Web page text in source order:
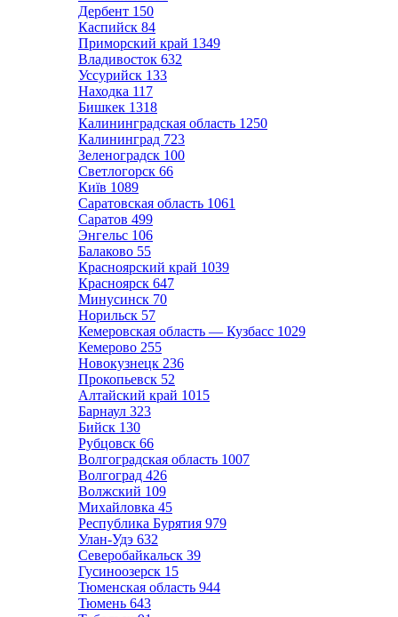
Дербент 150
Каспийск 84
Приморский край 1349
Владивосток 632
Уссурийск 133
Находка 117
Бишкек 1318
Калининградская область 1250
Калининград 723
Зеленоградск 100
Светлогорск 66
Київ 1089
Саратовская область 1061
Саратов 499
Энгельс 106
Балаково 55
Красноярский край 1039
Красноярск 647
Минусинск 70
Норильск 57
Кемеровская область — Кузбасс 1029
Кемерово 255
Новокузнецк 236
Прокопьевск 52
Алтайский край 1015
Барнаул 323
Бийск 130
Рубцовск 66
Волгоградская область 1007
Волгоград 426
Волжский 109
Михайловка 45
Республика Бурятия 979
Улан-Удэ 632
Северобайкальск 39
Гусиноозерск 15
Тюменская область 944
Тюмень 643